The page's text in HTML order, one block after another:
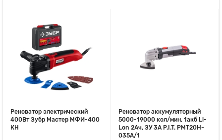
Реноватор электрический
400Вт Зубр Мастер МФИ-400
КН
Реноватор аккумуляторный
5000-19000 кол/мин, 1акб Li-
Lon 2Ач, ЗУ 3А P.I.T. PMT20H-
035A/1